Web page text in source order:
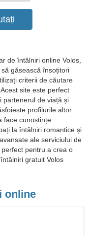
de întâlniri online Volos,
găsească însoțitori
criterii de căutare
site este perfect
partenerul de viață și
profilurile altor
face cunoștințe
la întâlniri romantice și
ale serviciului de
pentru a crea o
gratuit Volos
online